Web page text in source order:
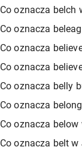
Co oznacza belch
Co oznacza
Co oznacza
Co oznacza
Co oznacza belly
Co oznacza
Co oznacza
Co oznacza belt